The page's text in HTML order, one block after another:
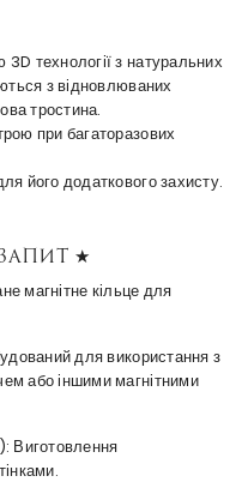
технології з натуральних
з відновлюваних
тростина.
при багаторазових
його додаткового захисту.
★
магнітне кільце для
для використання з
або іншими магнітними
Виготовлення